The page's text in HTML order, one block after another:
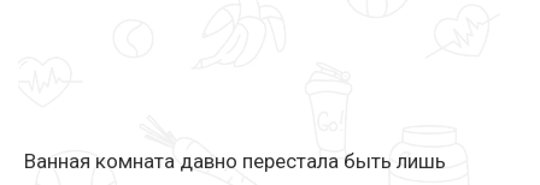
Ванная комната давно перестала быть лишь